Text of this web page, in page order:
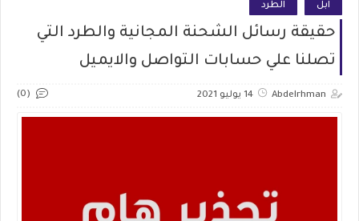
ابل الطرد
حقيقة رسائل الشحنة المجانية والطرد التي
تصلنا علي حسابات التواصل والايميل
Abdelrhman 14 يوليو 2021 (0)